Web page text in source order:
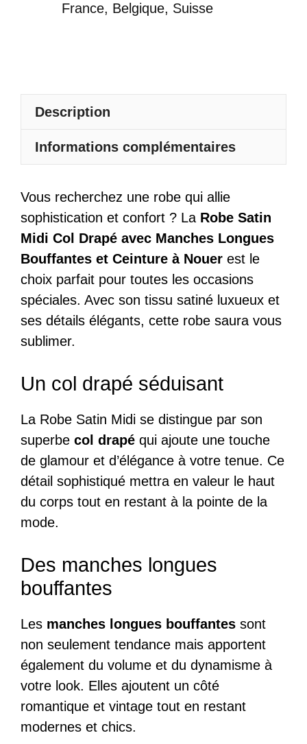
À
Nouer
France, Belgique, Suisse
Description
Informations complémentaires
Vous recherchez une robe qui allie
sophistication et confort ? La Robe Satin
Midi Col Drapé avec Manches Longues
Bouffantes et Ceinture à Nouer est le
choix parfait pour toutes les occasions
spéciales. Avec son tissu satiné luxueux et
ses détails élégants, cette robe saura vous
sublimer.
Un col drapé séduisant
La Robe Satin Midi se distingue par son
superbe col drapé qui ajoute une touche
de glamour et d’élégance à votre tenue. Ce
détail sophistiqué mettra en valeur le haut
du corps tout en restant à la pointe de la
mode.
Des manches longues
bouffantes
Les manches longues bouffantes sont
non seulement tendance mais apportent
également du volume et du dynamisme à
votre look. Elles ajoutent un côté
romantique et vintage tout en restant
modernes et chics.